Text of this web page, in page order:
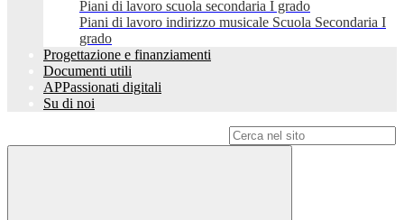
Piani di lavoro scuola secondaria I grado
Piani di lavoro indirizzo musicale Scuola Secondaria I
grado
Progettazione e finanziamenti
Documenti utili
APPassionati digitali
Su di noi